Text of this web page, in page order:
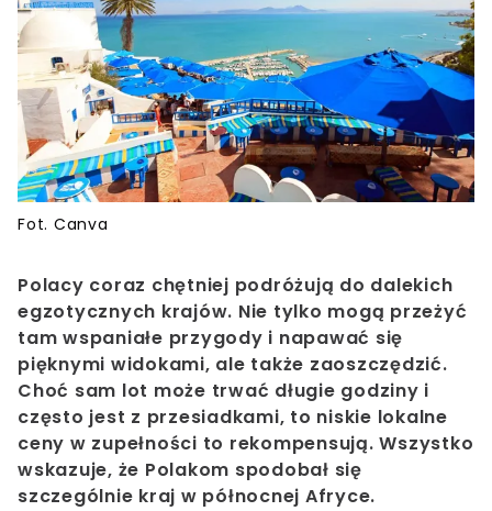
Fot. Canva
Polacy coraz chętniej podróżują do dalekich
egzotycznych krajów. Nie tylko mogą przeżyć
tam wspaniałe przygody i napawać się
pięknymi widokami, ale także zaoszczędzić.
Choć sam lot może trwać długie godziny i
często jest z przesiadkami, to niskie lokalne
ceny w zupełności to rekompensują. Wszystko
wskazuje, że Polakom spodobał się
szczególnie kraj w północnej Afryce.